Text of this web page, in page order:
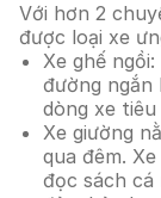
Với hơn 2
được loại xe
Xe ghế
đường ngắn
dòng xe
Xe giường
qua đêm.
đọc sách